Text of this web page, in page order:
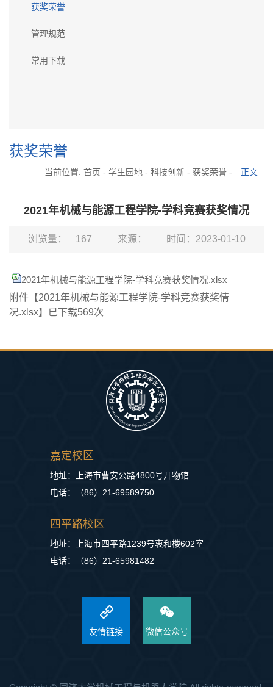
获奖荣誉
管理规范
常用下载
获奖荣誉
当前位置: 首页 - 学生园地 - 科技创新 - 获奖荣誉 - 正文
2021年机械与能源工程学院-学科竞赛获奖情况
浏览量： 167 来源： 时间：2023-01-10
2021年机械与能源工程学院-学科竞赛获奖情况.xlsx
附件【2021年机械与能源工程学院-学科竞赛获奖情
况.xlsx】已下载569次
嘉定校区
地址：上海市曹安公路4800号开物馆
电话：（86）21-69589750
四平路校区
地址：上海市四平路1239号衷和楼602室
电话：（86）21-65981482
友情链接 微信公众号